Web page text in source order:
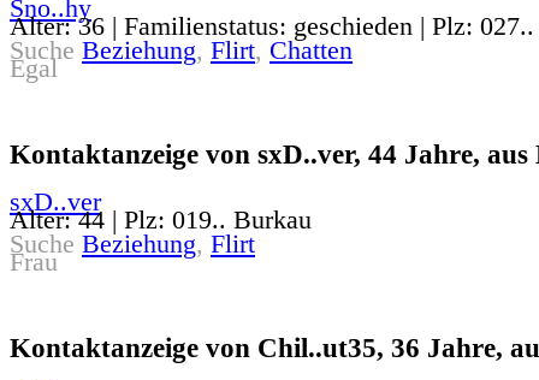
Sno..hy
Alter: 36 | Familienstatus: geschieden | Plz: 027..
Suche Beziehung, Flirt, Chatten
Egal
Kontaktanzeige von sxD..ver, 44 Jahre,
sxD..ver
Alter: 44 | Plz: 019.. Burkau
Suche Beziehung, Flirt
Frau
Kontaktanzeige von Chil..ut35, 36 Jahre,